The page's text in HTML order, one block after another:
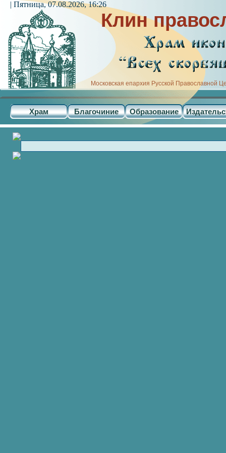
Клин
Московская епархия Русской Православной
Храм Благочиние Образование
| Пятница, 07.08.2026, 16:26